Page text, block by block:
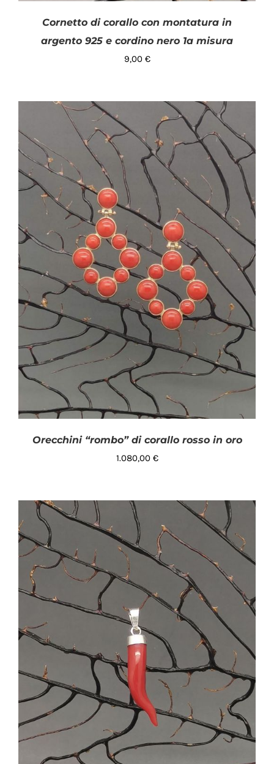
AGGIUNGI AL CARRELLO DETTAGLI
Cornetto di corallo con montatura in
argento 925 e cordino nero 1a misura
9,00 €
AGGIUNGI AL CARRELLO DETTAGLI
Orecchini “rombo” di corallo rosso in oro
1.080,00 €